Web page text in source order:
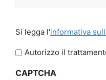
legga
l'informativa
privacy
Si legga l'informativa
Autorizzo il
CAPTCHA